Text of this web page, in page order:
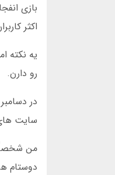
بازی
اکثر
یه نکته
رو دارن.
سایت
دوستام